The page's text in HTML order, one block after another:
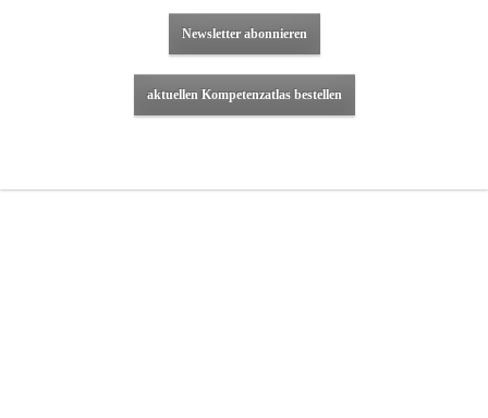
Newsletter abonnieren
aktuellen Kompetenzatlas bestellen